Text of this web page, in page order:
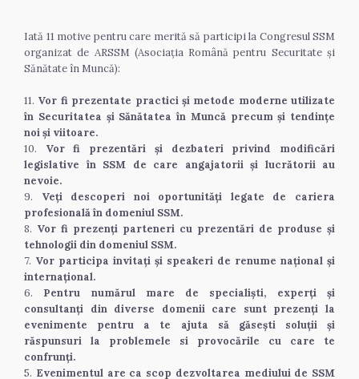
Iată 11 motive pentru care merită să participi la Congresul SSM
organizat de ARSSM (Asociația Română pentru Securitate și
Sănătate în Muncă):
11. Vor fi prezentate practici și metode moderne utilizate
în Securitatea și Sănătatea în Muncă precum și tendințe
noi și viitoare.
10. Vor fi prezentări și dezbateri privind modificări
legislative în SSM de care angajatorii și lucrătorii au
nevoie.
9. Veți descoperi noi oportunități legate de cariera
profesională în domeniul SSM.
8. Vor fi prezenți parteneri cu prezentări de produse și
tehnologii din domeniul SSM.
7. Vor participa invitați și speakeri de renume național și
internațional.
6. Pentru numărul mare de specialiști, experți și
consultanți din diverse domenii care sunt prezenți la
evenimente pentru a te ajuta să găsești soluții și
răspunsuri la problemele si provocările cu care te
confrunți.
5. Evenimentul are ca scop dezvoltarea mediului de SSM